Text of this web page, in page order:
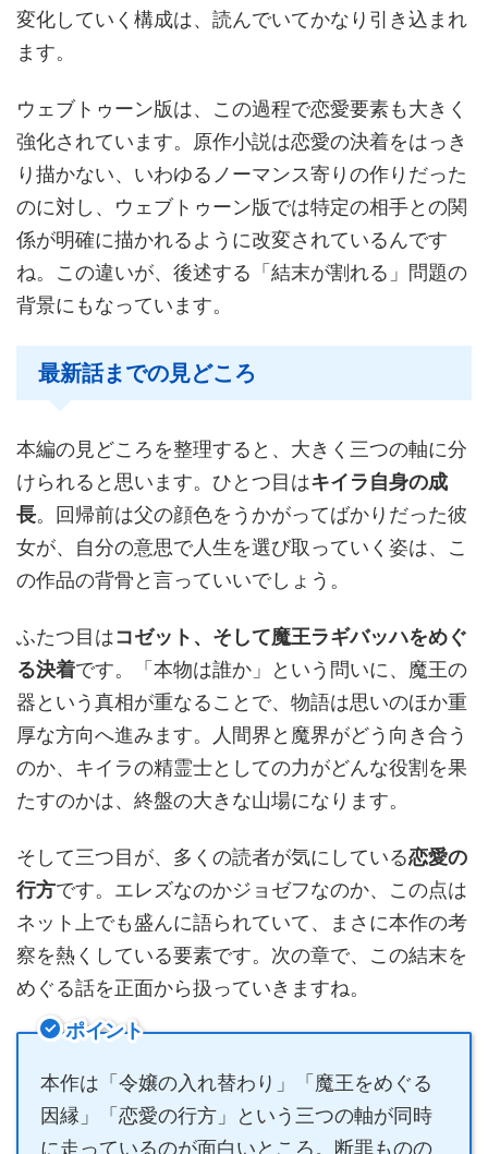
変化していく構成は、読んでいてかなり引き込まれ
ます。
ウェブトゥーン版は、この過程で恋愛要素も大きく
強化されています。原作小説は恋愛の決着をはっき
り描かない、いわゆるノーマンス寄りの作りだった
のに対し、ウェブトゥーン版では特定の相手との関
係が明確に描かれるように改変されているんです
ね。この違いが、後述する「結末が割れる」問題の
背景にもなっています。
最新話までの見どころ
本編の見どころを整理すると、大きく三つの軸に分
けられると思います。ひとつ目はキイラ自身の成
長。回帰前は父の顔色をうかがってばかりだった彼
女が、自分の意思で人生を選び取っていく姿は、こ
の作品の背骨と言っていいでしょう。
ふたつ目はコゼット、そして魔王ラギバッハをめぐ
る決着です。「本物は誰か」という問いに、魔王の
器という真相が重なることで、物語は思いのほか重
厚な方向へ進みます。人間界と魔界がどう向き合う
のか、キイラの精霊士としての力がどんな役割を果
たすのかは、終盤の大きな山場になります。
そして三つ目が、多くの読者が気にしている恋愛の
行方です。エレズなのかジョゼフなのか、この点は
ネット上でも盛んに語られていて、まさに本作の考
察を熱くしている要素です。次の章で、この結末を
めぐる話を正面から扱っていきますね。
ポイント
本作は「令嬢の入れ替わり」「魔王をめぐる
因縁」「恋愛の行方」という三つの軸が同時
に走っているのが面白いところ。断罪ものの